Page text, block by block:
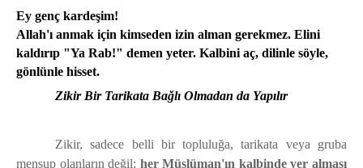
Ey genç kardeşim!
Allah'ı anmak için kimseden izin alman gerekmez. Elini
kaldırıp "Ya Rab!" demen yeter. Kalbini aç, dilinle söyle,
gönlünle hisset.
Zikir Bir Tarikata Bağlı Olmadan da Yapılır
Zikir, sadece belli bir topluluğa, tarikata veya gruba
mensup olanların değil; her Müslüman'ın kalbinde yer alması